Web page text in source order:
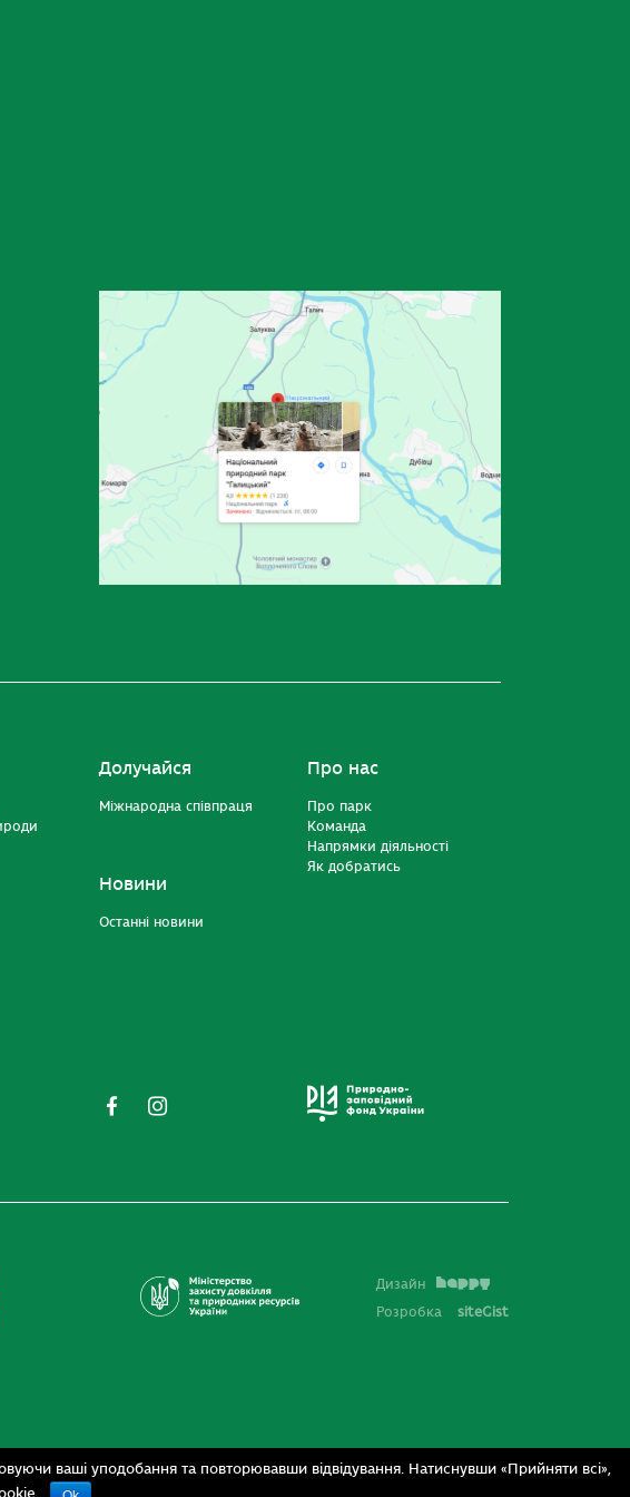
ваші уподобання та повторювавши відвідування. Натиснувши «Прийняти всі»,
Долучайся
Міжнародна співпраця
Новини
Останні новини
Про нас
Про парк
Команда
Напрямки діяльності
Як добратись
Дизайн
Розробка
siteGist